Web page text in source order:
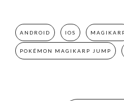
ANDROID IOS
POKÉMON MAGIKARP JUMP